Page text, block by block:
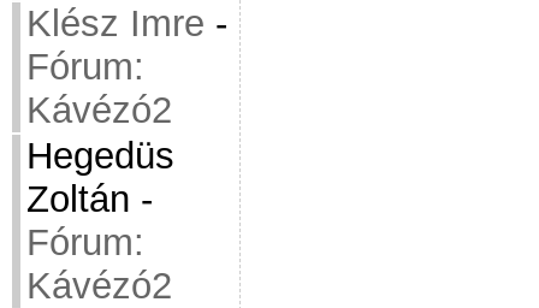
Klész Imre -
Fórum:
Kávézó2
Hegedüs
Zoltán -
Fórum:
Kávézó2